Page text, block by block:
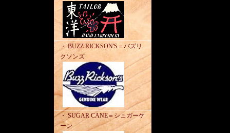
・ BUZZ RICKSON'S＝バズリ
クソンズ
・ SUGAR CANE＝シュガーケ
ーン